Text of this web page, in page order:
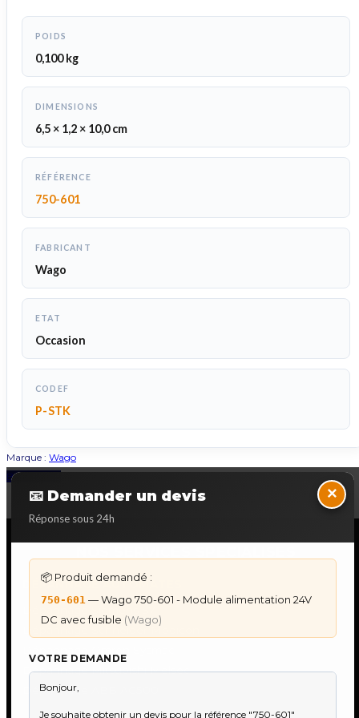
POIDS
0,100 kg
DIMENSIONS
6,5 × 1,2 × 10,0 cm
RÉFÉRENCE
750-601
FABRICANT
Wago
ETAT
Occasion
CODEF
P-STK
Marque : Wago
📧 Demander un devis
Réponse sous 24h
×
📦 Produit demandé :
750-601 — Wago 750-601 - Module alimentation 24V
DC avec fusible (Wago)
VOTRE DEMANDE
Back to Top
DÉPANNAGE AUTOMATES
Dépannage Siemens S7
Dépannage Schneider Modicon
Dépannage Mitsubishi Melsec
Dépannage ABB AC500